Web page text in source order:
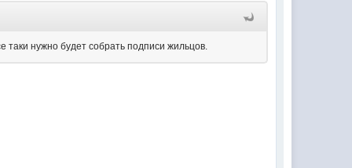
таки нужно будет собрать подписи жильцов.